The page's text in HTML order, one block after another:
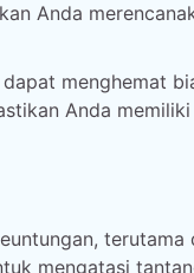
Anda
menghemat
Anda
terutama
mengatasi